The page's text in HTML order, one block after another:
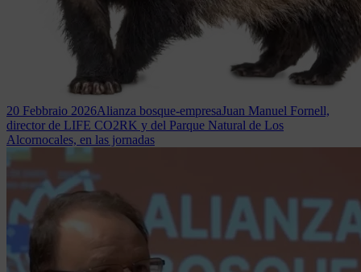
20 Febbraio 2026Alianza bosque-empresaJuan Manuel Fornell,
director de LIFE CO2RK y del Parque Natural de Los
Alcornocales, en las jornadas